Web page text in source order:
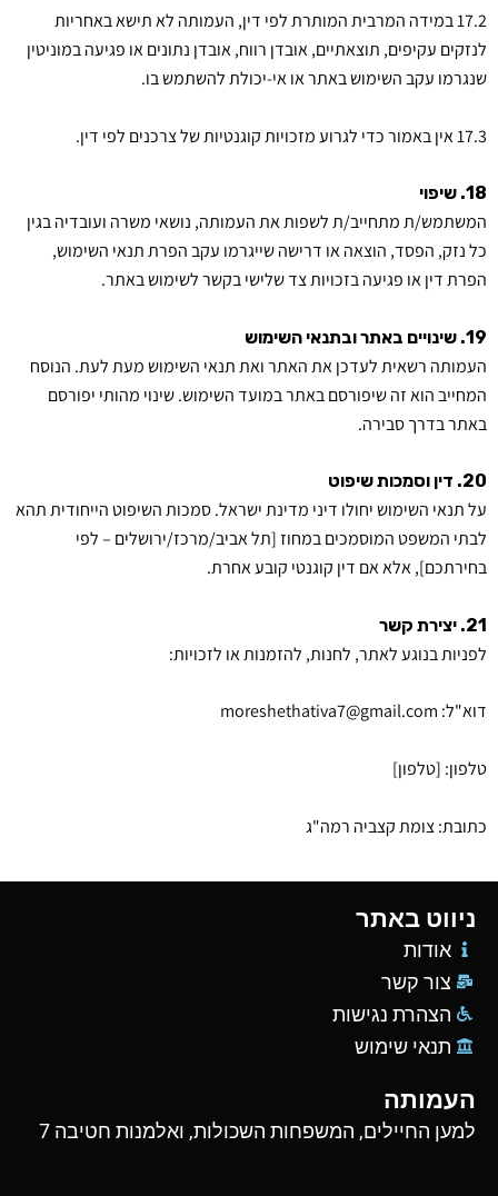
17.2 במידה המרבית המותרת לפי דין, העמותה לא תישא באחריות
לנזקים עקיפים, תוצאתיים, אובדן רווח, אובדן נתונים או פגיעה במוניטין
שנגרמו עקב השימוש באתר או אי-יכולת להשתמש בו.
17.3 אין באמור כדי לגרוע מזכויות קוגנטיות של צרכנים לפי דין.
18. שיפוי
המשתמש/ת מתחייב/ת לשפות את העמותה, נושאי משרה ועובדיה בגין
כל נזק, הפסד, הוצאה או דרישה שייגרמו עקב הפרת תנאי השימוש,
הפרת דין או פגיעה בזכויות צד שלישי בקשר לשימוש באתר.
19. שינויים באתר ובתנאי השימוש
העמותה רשאית לעדכן את האתר ואת תנאי השימוש מעת לעת. הנוסח
המחייב הוא זה שיפורסם באתר במועד השימוש. שינוי מהותי יפורסם
באתר בדרך סבירה.
20. דין וסמכות שיפוט
על תנאי השימוש יחולו דיני מדינת ישראל. סמכות השיפוט הייחודית תהא
לבתי המשפט המוסמכים במחוז [תל אביב/מרכז/ירושלים – לפי
בחירתכם], אלא אם דין קוגנטי קובע אחרת.
21. יצירת קשר
לפניות בנוגע לאתר, לחנות, להזמנות או לזכויות:
דוא"ל: moreshethativa7@gmail.com
טלפון: [טלפון]
כתובת: צומת קצביה רמה"ג
ניווט באתר
אודות
צור קשר
הצהרת נגישות
תנאי שימוש
העמותה
למען החיילים, המשפחות השכולות, ואלמנות חטיבה 7